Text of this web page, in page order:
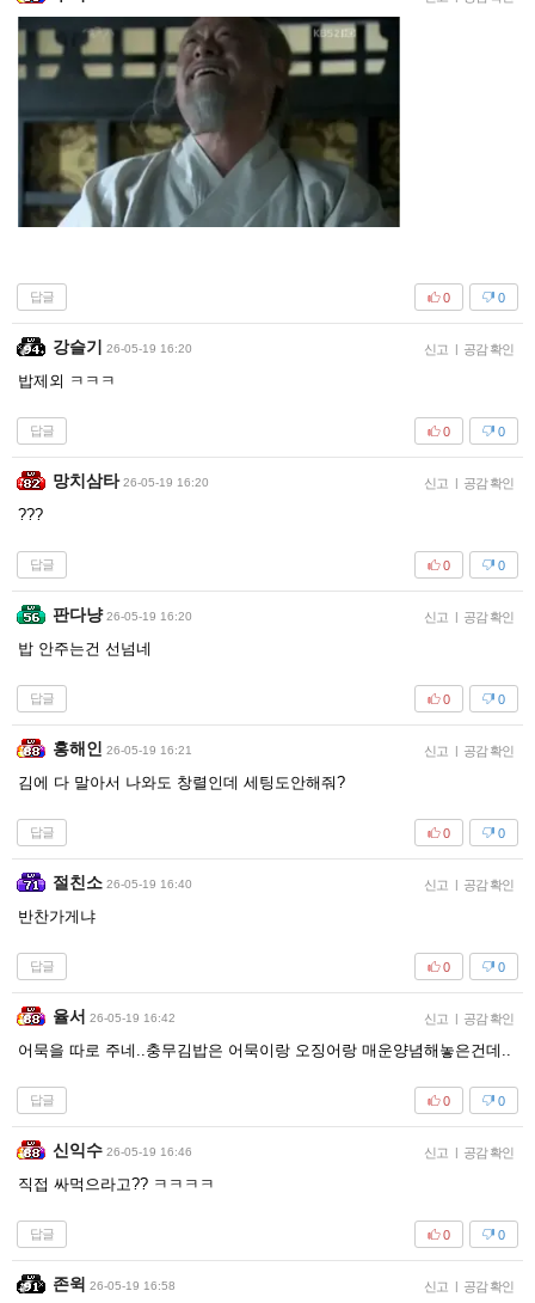
답글 0
0
강슬기 26-05-19 16:20 신고 공감 확인
밥제외 ㅋㅋㅋ
답글 0
0
망치삼타 26-05-19 16:20 신고 공감 확인
???
답글 0
0
판다냥 26-05-19 16:20 신고 공감 확인
밥 안주는건 선넘네
답글 0
0
홍해인 26-05-19 16:21 신고 공감 확인
김에 다 말아서 나와도 창렬인데 세팅도안해줘?
답글 0
0
절친소 26-05-19 16:40 신고 공감 확인
반찬가게냐
답글 0
0
율서 26-05-19 16:42 신고 공감 확인
어묵을 따로 주네..충무김밥은 어묵이랑 오징어랑 매운양념해놓은건데..
답글 0
0
신익수 26-05-19 16:46 신고 공감 확인
직접 싸먹으라고?? ㅋㅋㅋㅋ
답글 0
0
존윅 26-05-19 16:58 신고 공감 확인